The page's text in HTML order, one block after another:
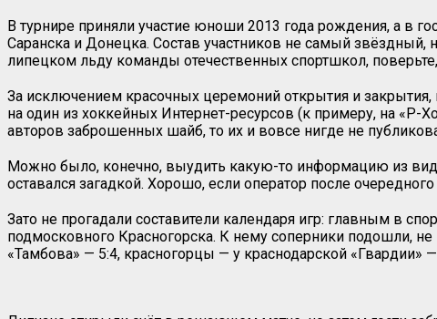
В турнире приняли участие юноши 2013 года рождения, а в
Саранска и Донецка. Состав участников не самый звёздный,
липецком льду команды отечественных спортшкол,
За исключением красочных церемоний открытия и
на один из хоккейных Интернет-ресурсов (к примеру, на «Р-
авторов заброшенных шайб, то их и вовсе нигде не
Можно было, конечно, выудить какую-то информацию из
оставался загадкой. Хорошо, если оператор после
Зато не прогадали составители календаря игр: главным в
подмосковного Красногорска. К нему соперники подошли,
«Тамбова» — 5:4, красногорцы — у краснодарской «Гвардии» —